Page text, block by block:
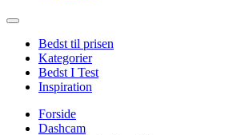
Bedst til prisen
Kategorier
Bedst I Test
Inspiration
Forside
Dashcam